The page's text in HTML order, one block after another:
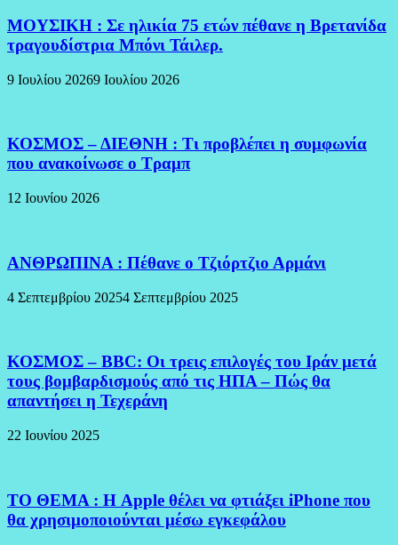
ΜΟΥΣΙΚΗ : Σε ηλικία 75 ετών πέθανε η Βρετανίδα
τραγουδίστρια Μπόνι Τάιλερ.
9 Ιουλίου 20269 Ιουλίου 2026
ΚΟΣΜΟΣ – ΔΙΕΘΝΗ : Τι προβλέπει η συμφωνία
που ανακοίνωσε ο Τραμπ
12 Ιουνίου 2026
ΑΝΘΡΩΠΙΝΑ : Πέθανε ο Τζιόρτζιο Αρμάνι
4 Σεπτεμβρίου 20254 Σεπτεμβρίου 2025
ΚΟΣΜΟΣ – BBC: Οι τρεις επιλογές του Ιράν μετά
τους βομβαρδισμούς από τις ΗΠΑ – Πώς θα
απαντήσει η Τεχεράνη
22 Ιουνίου 2025
ΤΟ ΘΕΜΑ : Η Apple θέλει να φτιάξει iPhone που
θα χρησιμοποιούνται μέσω εγκεφάλου